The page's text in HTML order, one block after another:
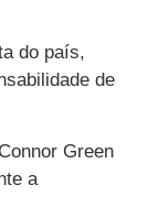
do país,
de
Green
a